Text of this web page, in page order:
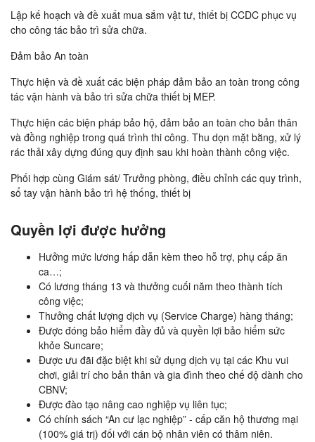
Lập kế hoạch và đề xuất mua sắm vật tư, thiết bị CCDC phục vụ
cho công tác bảo trì sửa chữa.
Đảm bảo An toàn
Thực hiện và đề xuất các biện pháp đảm bảo an toàn trong công
tác vận hành và bảo trì sửa chữa thiết bị MEP.
Thực hiện các biện pháp bảo hộ, đảm bảo an toàn cho bản thân
và đồng nghiệp trong quá trình thi công. Thu dọn mặt bằng, xử lý
rác thải xây dựng đúng quy định sau khi hoàn thành công việc.
Phối hợp cùng Giám sát/ Trưởng phòng, điều chỉnh các quy trình,
sổ tay vận hành bảo trì hệ thống, thiết bị
Quyền lợi được hưởng
Hưởng mức lương hấp dẫn kèm theo hỗ trợ, phụ cấp ăn
ca…;
Có lương tháng 13 và thưởng cuối năm theo thành tích
công việc;
Thưởng chất lượng dịch vụ (Service Charge) hàng tháng;
Được đóng bảo hiểm đầy đủ và quyền lợi bảo hiểm sức
khỏe Suncare;
Được ưu đãi đặc biệt khi sử dụng dịch vụ tại các Khu vui
chơi, giải trí cho bản thân và gia đình theo chế độ dành cho
CBNV;
Được đào tạo nâng cao nghiệp vụ liên tục;
Có chính sách “An cư lạc nghiệp” - cấp căn hộ thương mại
(100% giá trị) đối với cán bộ nhân viên có thâm niên.